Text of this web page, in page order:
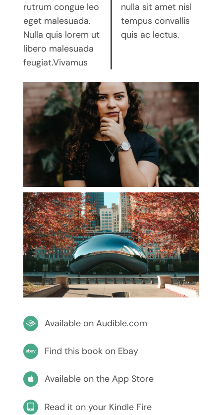
rutrum congue leo
eget malesuada.
Nulla quis lorem ut
libero malesuada
feugiat.Vivamus
nulla sit amet nisl
tempus convallis
quis ac lectus.
Available on Audible.com
Find this book on Ebay
Available on the App Store
Read it on your Kindle Fire